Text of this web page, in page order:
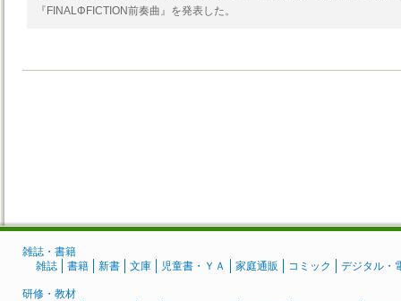
『FINALΦFICTION前奏曲』を発表した。
雑誌・書籍
雑誌
書籍 新書 文庫 児童書・ＹＡ 家庭通販 コミック デジタル・
研修・教材